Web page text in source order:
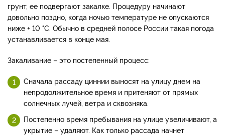
грунт, ее подвергают закалке. Процедуру начинают
довольно поздно, когда ночью температуре не опускаются
ниже + 10 °С. Обычно в средней полосе России такая погода
устанавливается в конце мая.
Закаливание – это постепенный процесс:
Сначала рассаду циннии выносят на улицу днем на
непродолжительное время и притеняют от прямых
солнечных лучей, ветра и сквозняка.
Постепенно время пребывания на улице увеличивают, а
укрытие – удаляют. Как только рассада начнет